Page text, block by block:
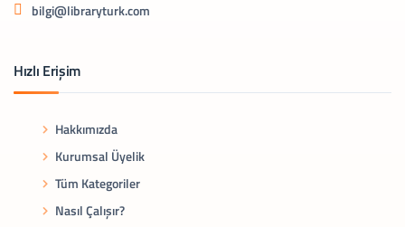
bilgi@libraryturk.com
Hızlı Erişim
Hakkımızda
Kurumsal Üyelik
Tüm Kategoriler
Nasıl Çalışır?